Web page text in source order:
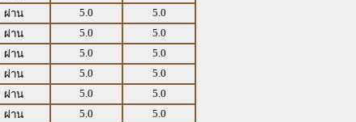
ผ่าน 5.0
5.0
ผ่าน 5.0
5.0
ผ่าน 5.0
5.0
ผ่าน 5.0
5.0
ผ่าน 5.0
5.0
ผ่าน 5.0
5.0